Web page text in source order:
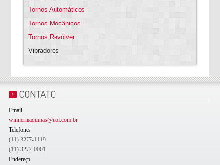
Tornos Automáticos
Tornos Mecânicos
Tornos Revólver
Vibradores
CONTATO
Email
winnermaquinas@uol.com.br
Telefones
(11) 3277-1119
(11) 3277-0001
Endereço